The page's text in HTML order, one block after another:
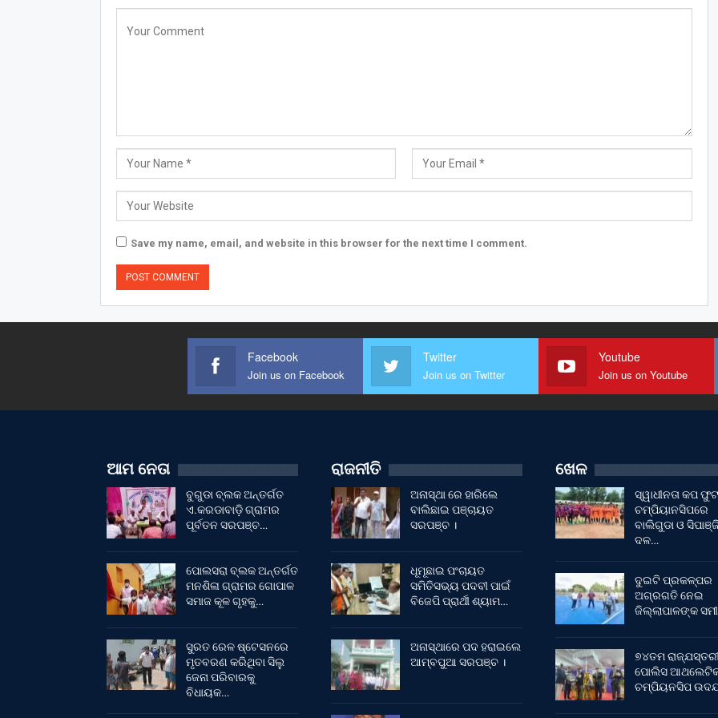
Save my name, email, and website in this browser for the next time I comment.
Facebook
Join us on Facebook
Twitter
Join us on Twitter
Youtube
Join us on Youtube
ଆମ ନେତା
ବୁଗୁଡା ବ୍ଲକ ଅନ୍ତର୍ଗତ
ଏ.କରଡାବାଡ଼ି ଗ୍ରାମର
ପୂର୍ବତନ ସରପଞ୍ଚ…
ପୋଲସରା ବ୍ଲକ ଅନ୍ତର୍ଗତ
ମନଶିଳା ଗ୍ରାମର ଗୋପାଳ
ସମାଜ କୂଳ ଗୃହକୁ…
ସୁରତ ରେଳ ଷ୍ଟେସନରେ
ମୃତବରଣ କରିଥିବା ସିଲୁ
ଜେନା ପରିବାରକୁ
ବିଧାୟକ…
ରାଜନୀତି
ଅନାସ୍ଥା ରେ ହାରିଲେ
ବାଲିଛାଇ ପଞ୍ଚାୟତ
ସରପଞ୍ଚ ।
ଧୂମୂଛାଇ ପଂଚାୟତ
ସମିତିସଭ୍ୟ ପଦବୀ ପାଇଁ
ବିଜେପି ପ୍ରାର୍ଥୀ ଶ୍ୟାମ…
ଅନାସ୍ଥାରେ ପଦ ହରାଇଲେ
ଆମ୍ବପୁଆ ସରପଞ୍ଚ ।
ଖେଳ
ସ୍ୱାଧୀନତା କପ
ଚମ୍ପିୟାନସିପରେ
ବାଲିଗୁଡା ଓ
ଦଳ…
ଦୁଇଟି ପ୍ରକଳ୍ପର
ଅଗ୍ରଗତି ନେଇ
ଜିଲ୍ଲାପାଳଙ୍କ
୭୪ତମ
ପୋଲିସ
ଚମ୍ପିୟନସିପ